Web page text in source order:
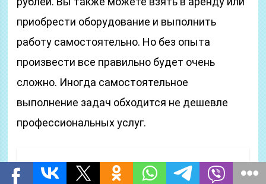
приобрести оборудование и выполнить
работу самостоятельно. Но без опыта
произвести все правильно будет очень
сложно. Иногда самостоятельное
выполнение задач обходится не дешевле
профессиональных услуг.
Читать еще: Антирадар iBOX X10 GPS с LED-